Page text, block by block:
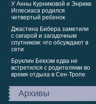
У Анны Курниковой и Энрике
Иглесиаса родился
четвертый ребенок
Джастина Бибера заметили
с сигарой и загадочным
спутником: что обсуждают в
сети
Бруклин Бекхэм едва не
встретился с родителями во
время отдыха в Сен-Тропе
Архивы